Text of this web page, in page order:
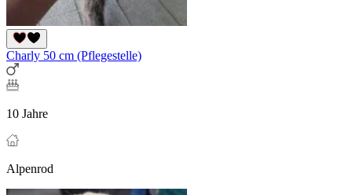
Charly 50 cm (Pflegestelle)
10 Jahre
Alpenrod